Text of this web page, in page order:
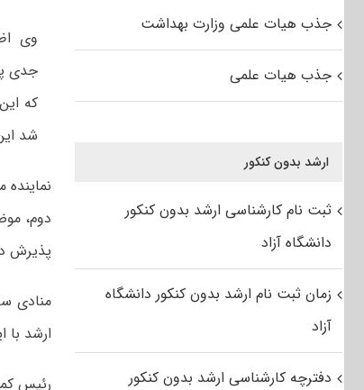
وی
جدی
که
شد
دوم،
پذیرش
منادی
ارشد
جذب هیات علمی وزارت بهداشت
جذب هیات علمی
ارشد بدون کنکور
ثبت نام کارشناسی ارشد بدون کنکور
دانشگاه آزاد
زمان ثبت نام ارشد بدون کنکور دانشگاه
آزاد
دفترچه کارشناسی ارشد بدون کنکور